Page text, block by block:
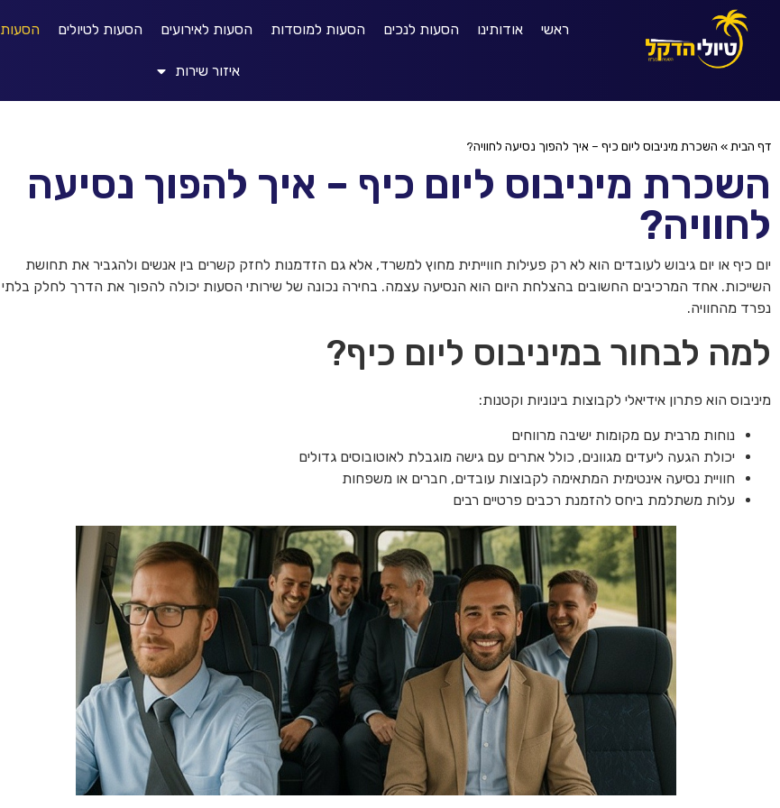
ראשי אודותינו הסעות לנכים הסעות למוסדות הסעות לאירועים הסעות לטיולים הסעות VIP
איזור שירות
דף הבית » השכרת מיניבוס ליום כיף – איך להפוך נסיעה לחוויה?
השכרת מיניבוס ליום כיף – איך להפוך נסיעה
לחוויה?
יום כיף או יום גיבוש לעובדים הוא לא רק פעילות חווייתית מחוץ למשרד, אלא גם הזדמנות לחזק קשרים בין אנשים ולהגביר את תחושת
השייכות. אחד המרכיבים החשובים בהצלחת היום הוא הנסיעה עצמה. בחירה נכונה של שירותי הסעות יכולה להפוך את הדרך לחלק בלתי
נפרד מהחוויה.
למה לבחור במיניבוס ליום כיף?
מיניבוס הוא פתרון אידיאלי לקבוצות בינוניות וקטנות:
נוחות מרבית עם מקומות ישיבה מרווחים
יכולת הגעה ליעדים מגוונים, כולל אתרים עם גישה מוגבלת לאוטובוסים גדולים
חוויית נסיעה אינטימית המתאימה לקבוצות עובדים, חברים או משפחות
עלות משתלמת ביחס להזמנת רכבים פרטיים רבים